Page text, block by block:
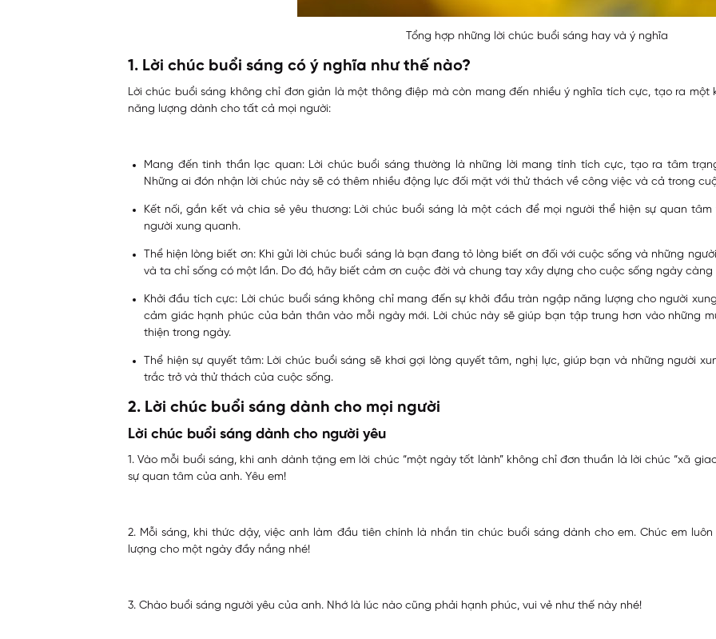
Tổng hợp những lời chúc buổi sáng hay và ý nghĩa
1. Lời chúc buổi sáng có ý nghĩa như thế nào?
Lời chúc buổi sáng không chỉ đơn giản là một thông điệp mà còn mang đến nhiều ý nghĩa tích cực, tạo ra
năng lượng dành cho tất cả mọi người:
Mang đến tinh thần lạc quan: Lời chúc buổi sáng thường là những lời mang tính tích cực, tạo ra tâm
Những ai đón nhận lời chúc này sẽ có thêm nhiều động lực đối mặt với thử thách về công việc và cả trong
Kết nối, gắn kết và chia sẻ yêu thương: Lời chúc buổi sáng là một cách để mọi người thể hiện sự quan
người xung quanh.
Thể hiện lòng biết ơn: Khi gửi lời chúc buổi sáng là bạn đang tỏ lòng biết ơn đối với cuộc sống và những
và ta chỉ sống có một lần. Do đó, hãy biết cảm ơn cuộc đời và chung tay xây dựng cho cuộc sống ngày
Khởi đầu tích cực: Lời chúc buổi sáng không chỉ mang đến sự khởi đầu tràn ngập năng lượng cho người
cảm giác hạnh phúc của bản thân vào mỗi ngày mới. Lời chúc này sẽ giúp bạn tập trung hơn vào những
thiện trong ngày.
Thể hiện sự quyết tâm: Lời chúc buổi sáng sẽ khơi gợi lòng quyết tâm, nghị lực, giúp bạn và những người
trắc trở và thử thách của cuộc sống.
2. Lời chúc buổi sáng dành cho mọi người
Lời chúc buổi sáng dành cho người yêu
1. Vào mỗi buổi sáng, khi anh dành tặng em lời chúc “một ngày tốt lành” không chỉ đơn thuần là lời chúc “xã
sự quan tâm của anh. Yêu em!
2. Mỗi sáng, khi thức dậy, việc anh làm đầu tiên chính là nhắn tin chúc buổi sáng dành cho em. Chúc em
lượng cho một ngày đầy nắng nhé!
3. Chào buổi sáng người yêu của anh. Nhớ là lúc nào cũng phải hạnh phúc, vui vẻ như thế này nhé!